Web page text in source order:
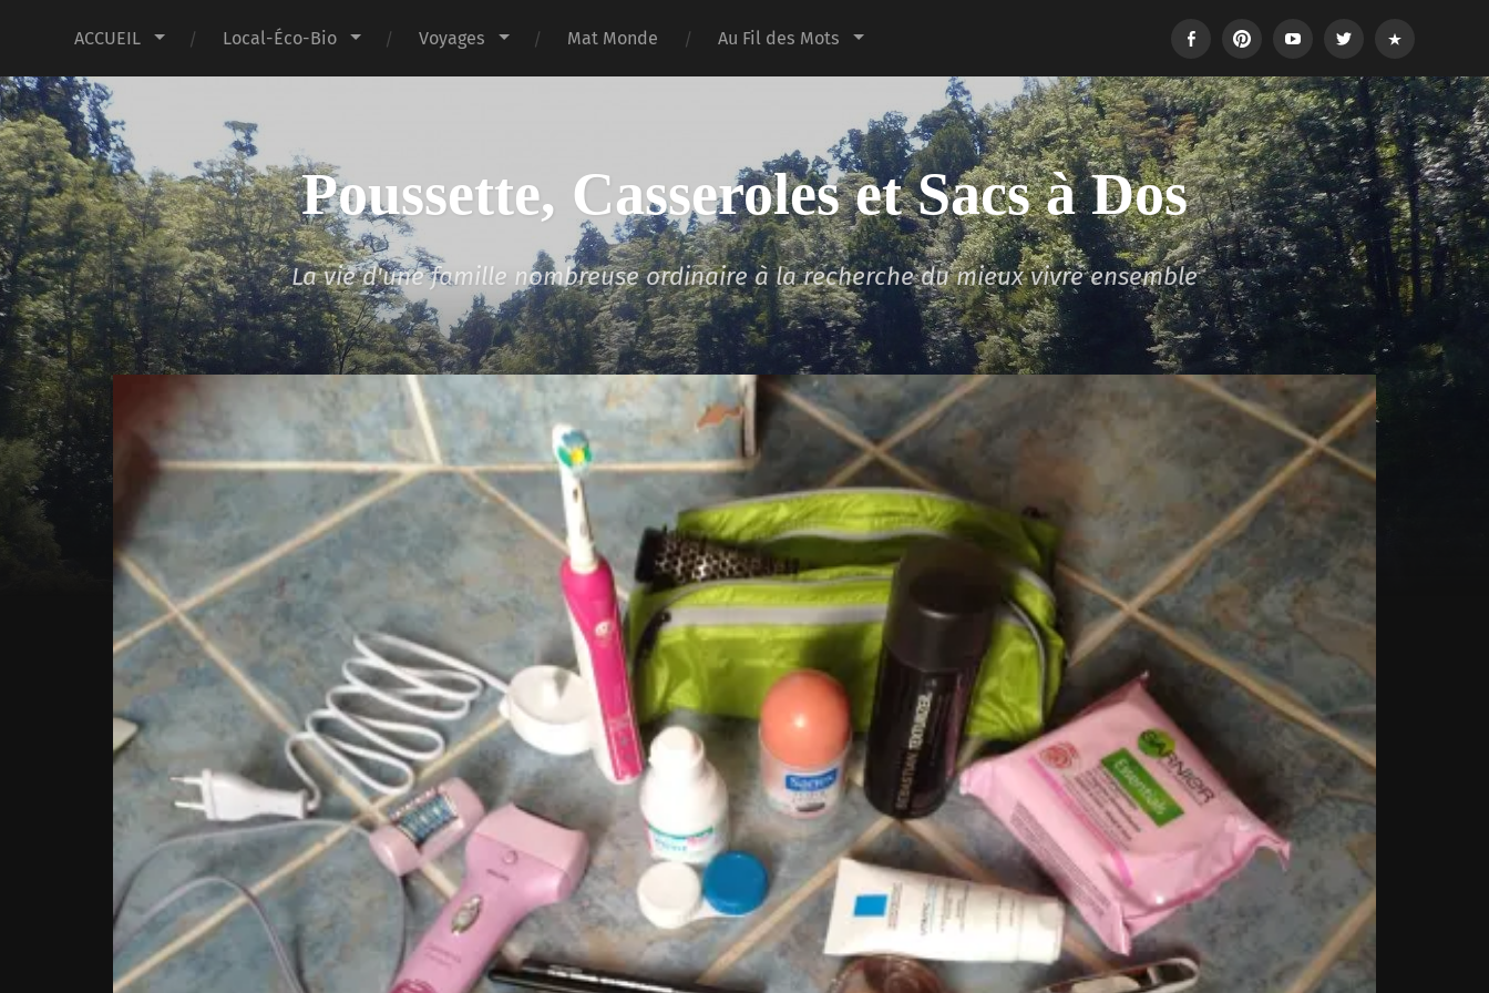
ACCUEIL Local-Éco-Bio Voyages Mat Monde Au Fil des Mots FacebookPinterestYoutubeTwitter Login
Poussette, Casseroles et Sacs à Dos
La vie d'une famille nombreuse ordinaire à la recherche du mieux vivre ensemble